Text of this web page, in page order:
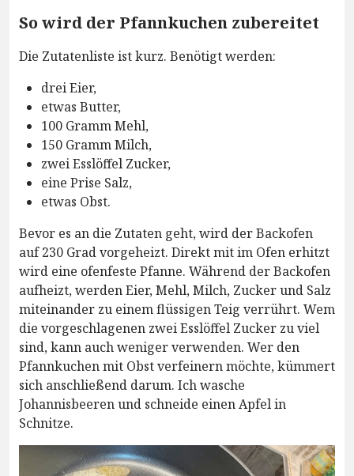
So wird der Pfannkuchen zubereitet
Die Zutatenliste ist kurz. Benötigt werden:
drei Eier,
etwas Butter,
100 Gramm Mehl,
150 Gramm Milch,
zwei Esslöffel Zucker,
eine Prise Salz,
etwas Obst.
Bevor es an die Zutaten geht, wird der Backofen
auf 230 Grad vorgeheizt. Direkt mit im Ofen erhitzt
wird eine ofenfeste Pfanne. Während der Backofen
aufheizt, werden Eier, Mehl, Milch, Zucker und Salz
miteinander zu einem flüssigen Teig verrührt. Wem
die vorgeschlagenen zwei Esslöffel Zucker zu viel
sind, kann auch weniger verwenden. Wer den
Pfannkuchen mit Obst verfeinern möchte, kümmert
sich anschließend darum. Ich wasche
Johannisbeeren und schneide einen Apfel in
Schnitze.